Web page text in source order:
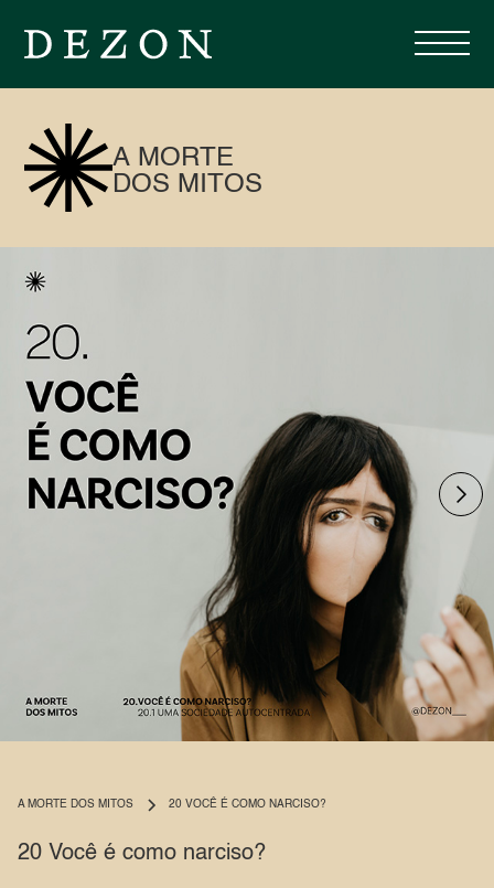
A MORTE
DOS MITOS
A MORTE DOS MITOS 20 VOCÊ É COMO NARCISO?
20 Você é como narciso?